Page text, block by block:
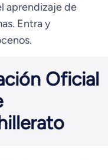
aprendizaje de
Entra y
Oficial